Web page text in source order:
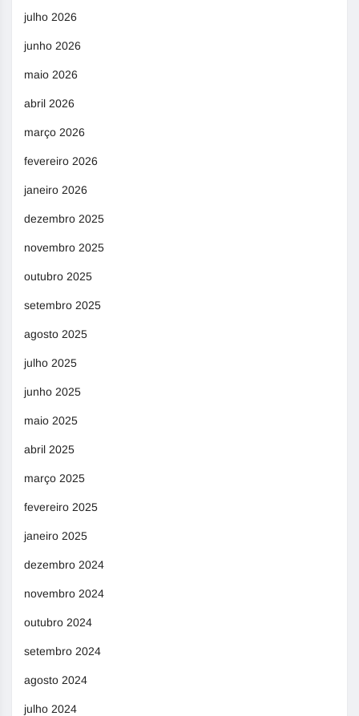
julho 2026
junho 2026
maio 2026
abril 2026
março 2026
fevereiro 2026
janeiro 2026
dezembro 2025
novembro 2025
outubro 2025
setembro 2025
agosto 2025
julho 2025
junho 2025
maio 2025
abril 2025
março 2025
fevereiro 2025
janeiro 2025
dezembro 2024
novembro 2024
outubro 2024
setembro 2024
agosto 2024
julho 2024